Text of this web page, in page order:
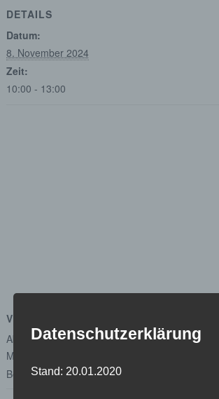
DETAILS
Datum:
8. November 2024
Zeit:
10:00 - 13:00
VERANSTALTUNGSORT
Abgeordnetenhaus von Berlin
Margot-Friedländer-Platz
Berlin , Berlin 10117 Google Karte anzeigen
Datenschutzerklärung
Stand: 20.01.2020